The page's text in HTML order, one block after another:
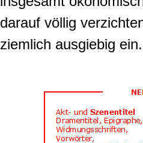
darauf völlig
ziemlich ausgiebig ein.